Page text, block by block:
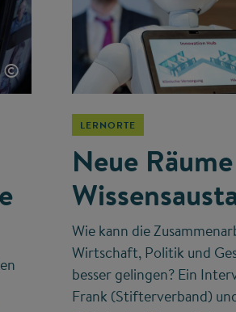
©
LERNORTE
Neue
Wie kann die
Wirtschaft, Politik und
besser gelingen? Ein
Frank (Stifterverband)